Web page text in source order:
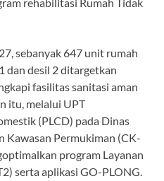
rehabilitasi Rumah Tidak
sebanyak 647 unit rumah
dan desil 2 ditargetkan
fasilitas sanitasi aman
itu, melalui UPT
(PLCD) pada Dinas
Kawasan Permukiman (CK-
program Layanan
serta aplikasi GO-PLONG.